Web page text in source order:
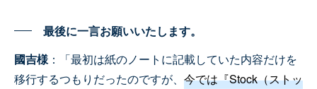
最後に一言お願いいたします。
國吉様：「最初は紙のノートに記載していた内容だけを
移行するつもりだったのですが、 今では『Stock（ストッ